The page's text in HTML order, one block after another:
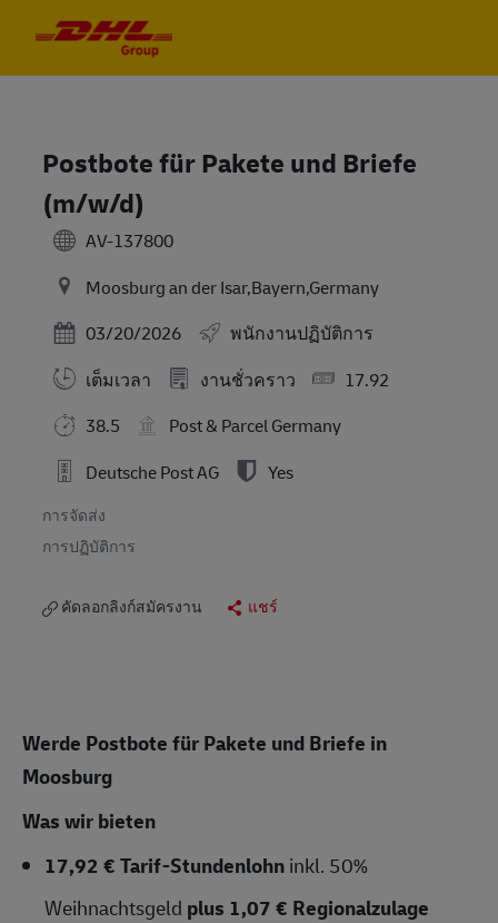
Postbote für Pakete und Briefe
(m/w/d)
AV-137800
Moosburg an der Isar,Bayern,Germany
Posted Date
03/20/2026
พนักงานปฏิบัติการ
เต็มเวลา
งานชั่วคราว
17.92
38.5
Post & Parcel Germany
Deutsche Post AG
Yes
การจัดส่ง
การปฏิบัติการ
คัดลอกลิงก์สมัครงาน แชร์
Werde Postbote für Pakete und Briefe in
Moosburg
Was wir bieten
17,92€ Tarif-Stundenlohninkl. 50%
Weihnachtsgeld plus 1,07 € Regionalzulage